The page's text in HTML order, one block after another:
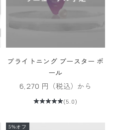
ブライトニング ブースター ボ
ール
セール価格
6,270 円（税込）から
(5.0)
5%オフ